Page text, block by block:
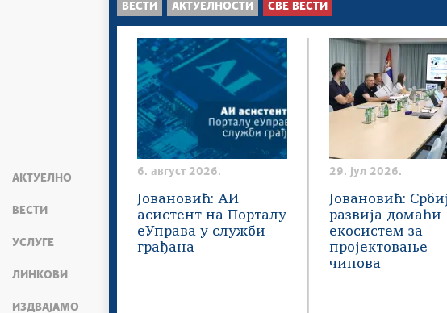
АКТУЕЛНО
ВЕСТИ
УСЛУГЕ
ЛИНКОВИ
ИЗДВАЈАМО
ВЕСТИ АКТУЕЛНОСТИ СВЕ ВЕСТИ
6. август 2026.
Јовановић: АИ
асистент на Порталу
еУправа у служби
грађана
29. јул 2026.
Јовановић:
развија домаћи
екосистем за
пројектовање
чипова